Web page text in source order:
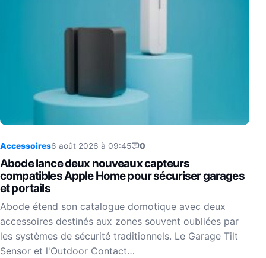
Accessoires6 août 2026 à 09:45 0
Abode lance deux nouveaux capteurs
compatibles Apple Home pour sécuriser garages
et portails
Abode étend son catalogue domotique avec deux
accessoires destinés aux zones souvent oubliées par
les systèmes de sécurité traditionnels. Le Garage Tilt
Sensor et l'Outdoor Contact…